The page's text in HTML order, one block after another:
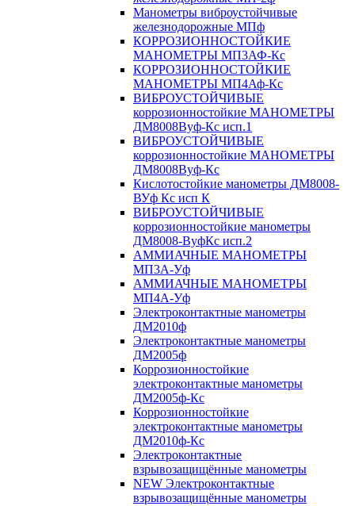
Манометры виброустойчивые
железнодорожные МПф
КОРРОЗИОННОСТОЙКИЕ
МАНОМЕТРЫ МП3АФ-Кс
КОРРОЗИОННОСТОЙКИЕ
МАНОМЕТРЫ МП4Аф-Кс
ВИБРОУСТОЙЧИВЫЕ
коррозионностойкие МАНОМЕТРЫ
ДМ8008Вуф-Кс исп.1
ВИБРОУСТОЙЧИВЫЕ
коррозионностойкие МАНОМЕТРЫ
ДМ8008Вуф-Кс
Кислотостойкие манометры ДМ8008-
ВУф Кс исп К
ВИБРОУСТОЙЧИВЫЕ
коррозионностойкие манометры
ДМ8008-ВуфКс исп.2
АММИАЧНЫЕ МАНОМЕТРЫ
МП3А-Уф
АММИАЧНЫЕ МАНОМЕТРЫ
МП4А-Уф
Электроконтактные манометры
ДМ2010ф
Электроконтактные манометры
ДМ2005ф
Коррозионностойкие
электроконтактные манометры
ДМ2005ф-Кс
Коррозионностойкие
электроконтактные манометры
ДМ2010ф-Кс
Электроконтактные
взрывозащищённые манометры
NEW Электроконтактные
взрывозащищённые манометры